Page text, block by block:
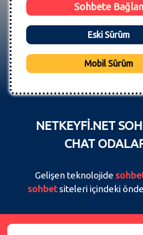
Sohbete Bağlan
Eski Sürüm
Mobil Sürüm
NETKEYFİ.NET
CHAT
Gelişen teknolojide
sohbetsiteleri içindeki